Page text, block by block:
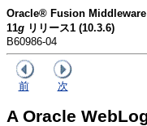
Oracle® Fusion Middleware
11g リリース1 (10.3.6)
B60986-04
前 次
A Oracle